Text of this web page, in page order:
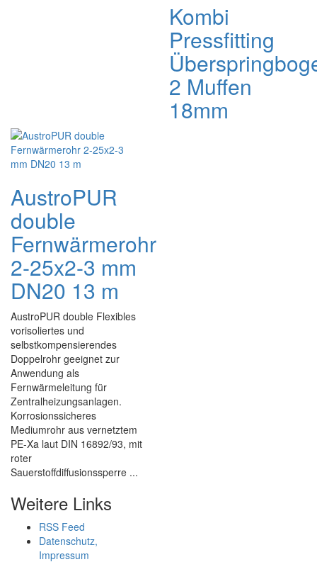
Kombi
Pressfitting
2 Muffen
18mm
AustroPUR
double
Fernwärmerohr
2-25x2-3 mm
DN20 13 m
AustroPUR double Flexibles
vorisoliertes und
selbstkompensierendes
Doppelrohr geeignet zur
Anwendung als
Fernwärmeleitung für
Zentralheizungsanlagen.
Korrosionssicheres
Mediumrohr aus vernetztem
PE-Xa laut DIN 16892/93, mit
roter
Sauerstoffdiffusionssperre ...
Weitere Links
RSS Feed
Datenschutz,
Impressum